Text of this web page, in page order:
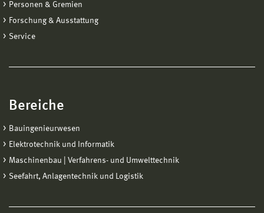
Personen & Gremien
Forschung & Ausstattung
Service
Bereiche
Bauingenieurwesen
Elektrotechnik und Informatik
Maschinenbau | Verfahrens- und Umwelttechnik
Seefahrt, Anlagentechnik und Logistik